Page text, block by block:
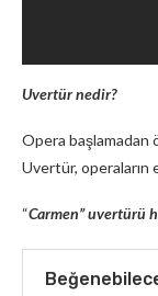
Uvertür nedir?
Opera başlamadan
Uvertür, operaların
“Carmen” uvertürü